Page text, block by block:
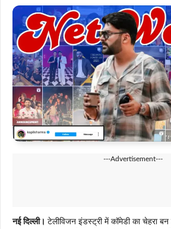
---Advertisement---
नई दिल्ली। टेलीविजन इंडस्ट्री में कॉमेडी का चेहरा